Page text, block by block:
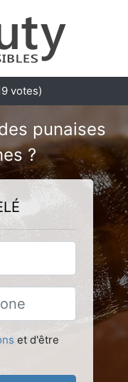
votes)
punaises
?
et d'être